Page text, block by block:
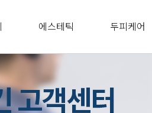
에스테틱 두피케어